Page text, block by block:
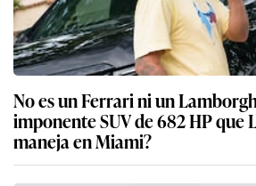
No es un Ferrari ni un
imponente SUV de 682 HP que
maneja en Miami?